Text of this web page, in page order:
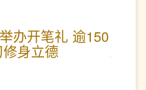
办开笔礼 逾150
身立德